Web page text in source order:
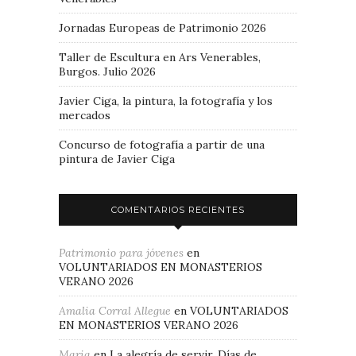
Jornadas Europeas de Patrimonio 2026
Taller de Escultura en Ars Venerables,
Burgos. Julio 2026
Javier Ciga, la pintura, la fotografía y los
mercados
Concurso de fotografía a partir de una
pintura de Javier Ciga
COMENTARIOS RECIENTES
Patrimonio para jóvenes en
VOLUNTARIADOS EN MONASTERIOS
VERANO 2026
Amalia Corral Allegue en VOLUNTARIADOS
EN MONASTERIOS VERANO 2026